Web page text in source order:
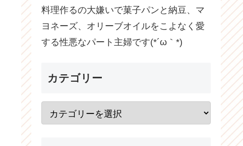
料理作るの大嫌いで菓子パンと納豆、マ
ヨネーズ、オリーブオイルをこよなく愛
する性悪なパート主婦です(*´ω｀*)
カテゴリー